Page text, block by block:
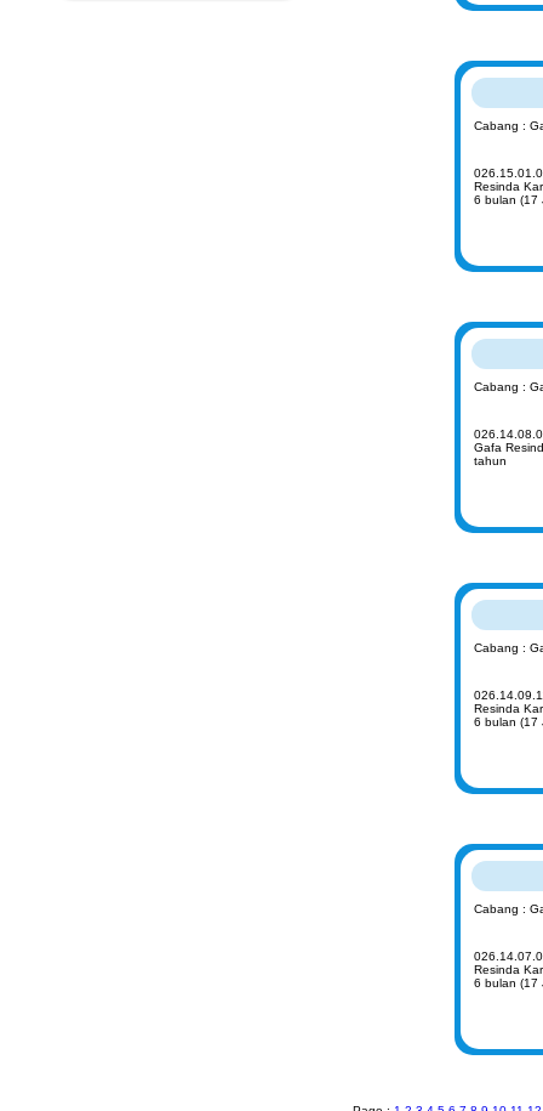
Cabang :
Resinda
6 bulan (17
Cabang :
Gafa
tahun
Cabang :
Resinda
6 bulan (17
Cabang :
Resinda
6 bulan (17